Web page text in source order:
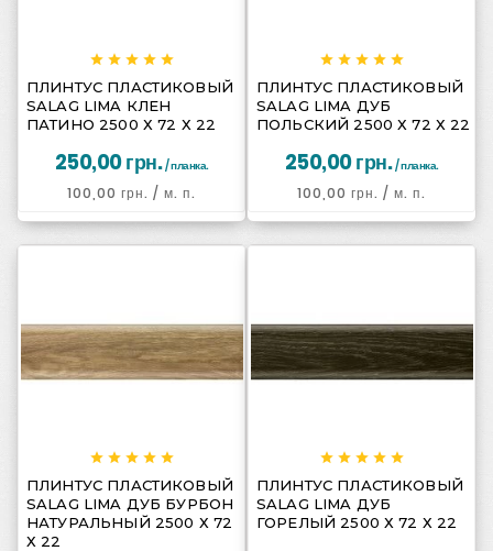
  
    
ПЛИНТУС ПЛАСТИКОВЫЙ
SALAG LIMA КЛЕН
ПАТИНО 2500 Х 72 Х 22
250,00 грн. / планка.
100,00 грн. / м. п.
  
    
ПЛИНТУС ПЛАСТИКОВЫЙ
SALAG LIMA ДУБ
ПОЛЬСКИЙ 2500 Х 72 Х 22
250,00 грн. / планка.
100,00 грн. / м. п.
  
    
ПЛИНТУС ПЛАСТИКОВЫЙ
SALAG LIMA ДУБ БУРБОН
НАТУРАЛЬНЫЙ 2500 Х 72
Х 22
  
    
ПЛИНТУС ПЛАСТИКОВЫЙ
SALAG LIMA ДУБ
ГОРЕЛЫЙ 2500 Х 72 Х 22